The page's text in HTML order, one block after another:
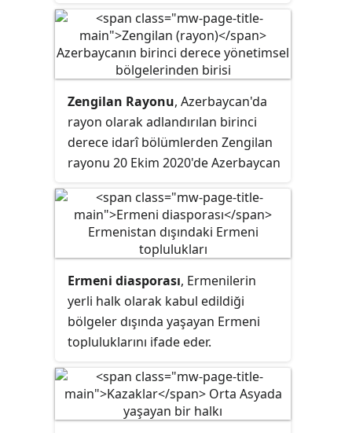
Zengilan Rayonu, Azerbaycan'da
rayon olarak adlandırılan birinci
derece idarî bölümlerden Zengilan
rayonu 20 Ekim 2020'de Azerbaycan
işgalinden kurtarılmıştır.
Ermeni diasporası, Ermenilerin
yerli halk olarak kabul edildiği
bölgeler dışında yaşayan Ermeni
topluluklarını ifade eder.
kadar Ermeni'nin yaşadığı iddia
edilmektedir. Ancak sağlıklı
istatistikler yoktur. Ermenilerin